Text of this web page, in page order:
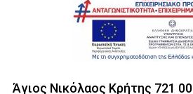
Άγιος Νικόλαος Κρήτης 721 00